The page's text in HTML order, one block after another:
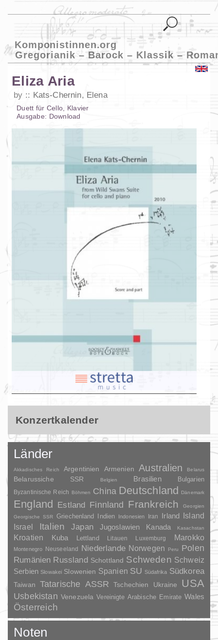
Komponistinnen.org
Gregorianik – Barock – Klassik –
Eliza Aria
by Kats-Chernin, Elena
Duett für Cello
Klavier
Ausgabe: Download
Konzertkalender
Länder
Akkadisches Reich Argentinien Armenien Australien Belarus
Belarussiche SSR Belgien Brasilien Bulgarien
Byzantinische Reich Böhmen China Deutschland Dänemark
England Estland Finnland Frankreich
Georgien
Georgische SSR
Griechenland Indien Indonesien Iran Irland
Island
Israel
Italien Japan Jugoslawien Kanada Kasachstan
Kroatien Kuba Lettland Litauen Luxemburg Marokko
Montenegro Neuseeland Niederlande Norwegen Peru
Polen
Rumänien Russland Schottland Schweden Schweiz
Serbien Slowakei Slowenien Spanien SU Südafrika Südkorea
Taiwan Tatarische ASSR Tschechien Ukraine USA
Usbekistan Venezuela Vereinigte Arabische Emirate Wales
Österreich
Noten